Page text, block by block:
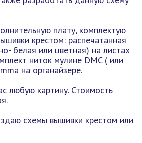
плату, комплектую
крестом: распечатанная
белая или цветная) на листах
ниток мулине DMC ( или
на органайзере.
любую картину. Стоимость
схемы вышивки крестом или